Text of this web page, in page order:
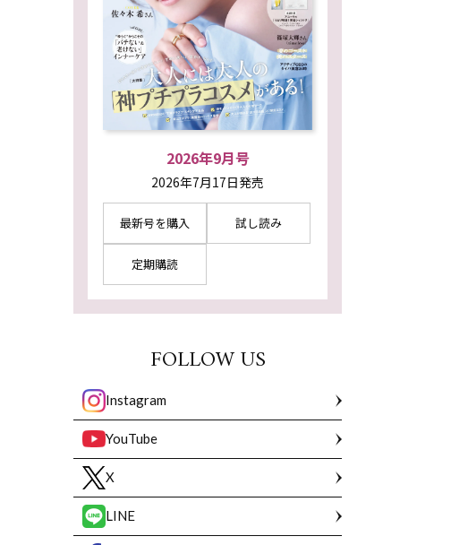
2026年9月号
2026年7月17日発売
最新号を購入 試し読み
定期購読
FOLLOW US
Instagram
YouTube
X
LINE